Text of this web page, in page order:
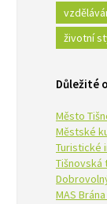
životní
Důležité
Město
Městské
Turistické
Tišnovská
MAS